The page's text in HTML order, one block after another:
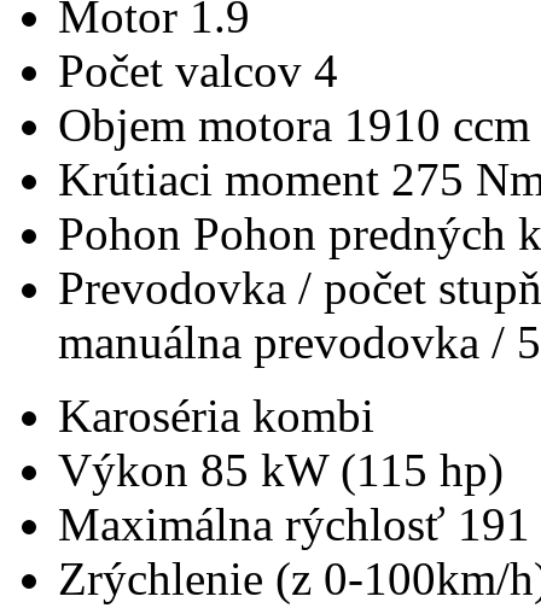
Motor 1.9
Počet valcov 4
Objem motora 1910 ccm
Krútiaci moment 275
Pohon Pohon predných
Prevodovka / počet
manuálna prevodovka / 5
Karoséria kombi
Výkon 85 kW (115 hp)
Maximálna rýchlosť
Zrýchlenie (z 0-100km/